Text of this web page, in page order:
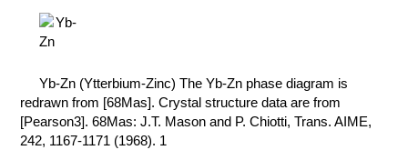
ХИМИЯ НА
ПРОИЗВОДСТВЕ
Yb-Zn (Ytterbium-Zinc) The Yb-Zn phase diagram is
redrawn from [68Mas]. Crystal structure data are from
[Pearson3]. 68Mas: J.T. Mason and P. Chiotti, Trans. AIME,
242, 1167-1171 (1968). 1